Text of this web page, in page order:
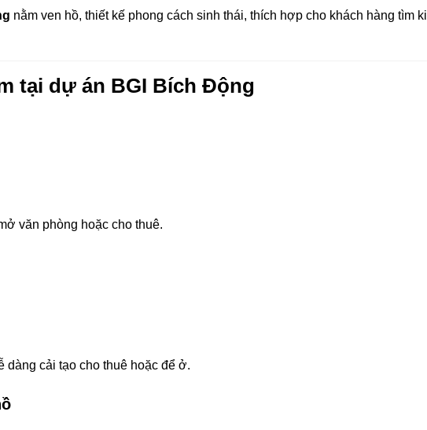
nằm ven hồ, thiết kế phong cách sinh thái, thích hợp cho khách hàng tìm
tại dự án BGI Bích Động
văn phòng hoặc cho thuê.
dàng cải tạo cho thuê hoặc để ở.